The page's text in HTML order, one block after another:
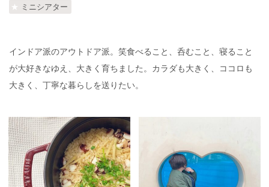
ミニシアター
インドア派のアウトドア派。笑食べること、呑むこと、寝ること
が大好きなゆえ、大きく育ちました。カラダも大きく、ココロも
大きく、丁寧な暮らしを送りたい。